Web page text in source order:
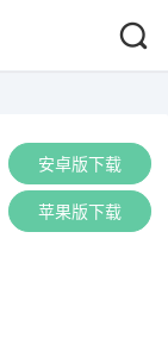
安卓版下载
苹果版下载